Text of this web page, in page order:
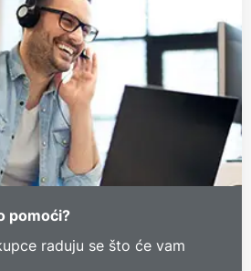
pomoći?
raduju se što će vam